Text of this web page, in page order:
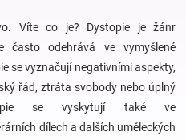
Víte co je? Dystopie je žánr
často odehrává ve vymyšlené
se vyznačují negativními aspekty,
řád, ztráta svobody nebo úplný
se vyskytují také ve
dílech a dalších uměleckých